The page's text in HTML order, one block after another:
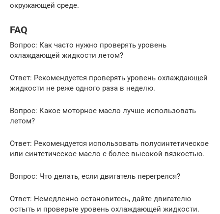
окружающей среде.
FAQ
Вопрос: Как часто нужно проверять уровень
охлаждающей жидкости летом?
Ответ: Рекомендуется проверять уровень охлаждающей
жидкости не реже одного раза в неделю.
Вопрос: Какое моторное масло лучше использовать
летом?
Ответ: Рекомендуется использовать полусинтетическое
или синтетическое масло с более высокой вязкостью.
Вопрос: Что делать, если двигатель перегрелся?
Ответ: Немедленно остановитесь, дайте двигателю
остыть и проверьте уровень охлаждающей жидкости.